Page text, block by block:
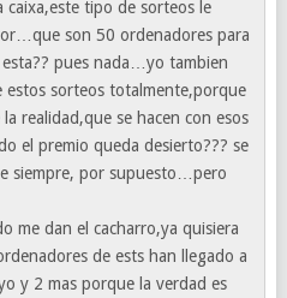
caixa,este tipo de sorteos le
son 50 ordenadores para
pues nada…yo tambien
estos sorteos totalmente,porque
realidad,que se hacen con esos
el premio queda desierto??? se
siempre, por supuesto…pero
me dan el cacharro,ya quisiera
de ests han llegado a
y 2 mas porque la verdad es